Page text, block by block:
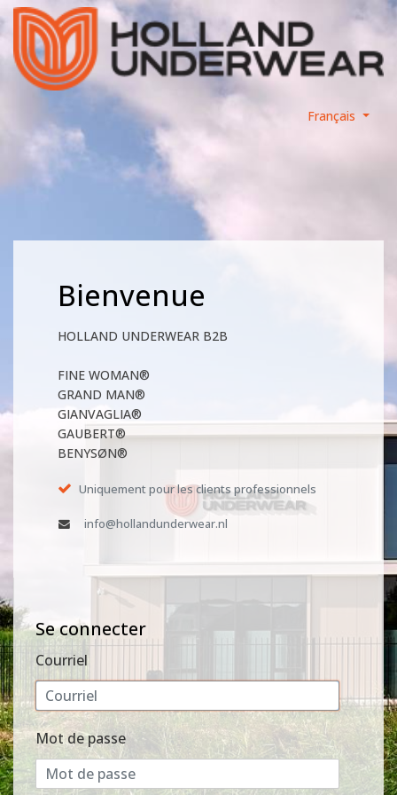
Français
Bienvenue
HOLLAND UNDERWEAR B2B
FINE WOMAN®
GRAND MAN®
GIANVAGLIA®
GAUBERT®
BENYSØN®
Uniquement pour les clients professionnels
info@hollandunderwear.nl
Se connecter
Courriel
Mot de passe